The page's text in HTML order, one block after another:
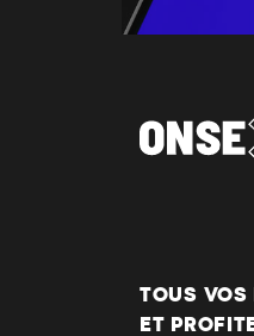
TOUS VOS
ET